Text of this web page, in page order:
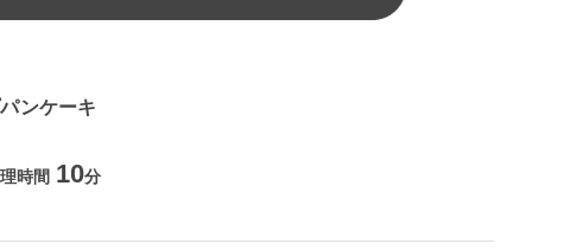
ンケーキ
時間 10分